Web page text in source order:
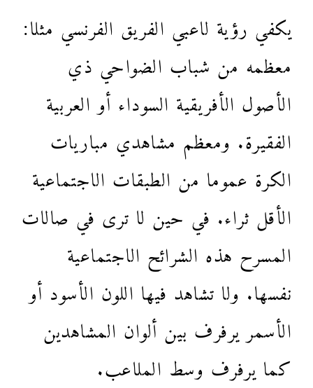
يكفي رؤية لاعبي الفريق الفرنسي مثلا:
معظمه من شباب الضواحي ذي
الأصول الأفريقية السوداء أو العربية
الفقيرة. ومعظم مشاهدي مباريات
الكرة عموما من الطبقات الاجتماعية
الأقل ثراء. في حين لا ترى في صالات
المسرح هذه الشرائح الاجتماعية
نفسها. ولا تشاهد فيها اللون الأسود أو
الأسمر يرفرف بين ألوان المشاهدين
كما يرفرف وسط الملاعب.